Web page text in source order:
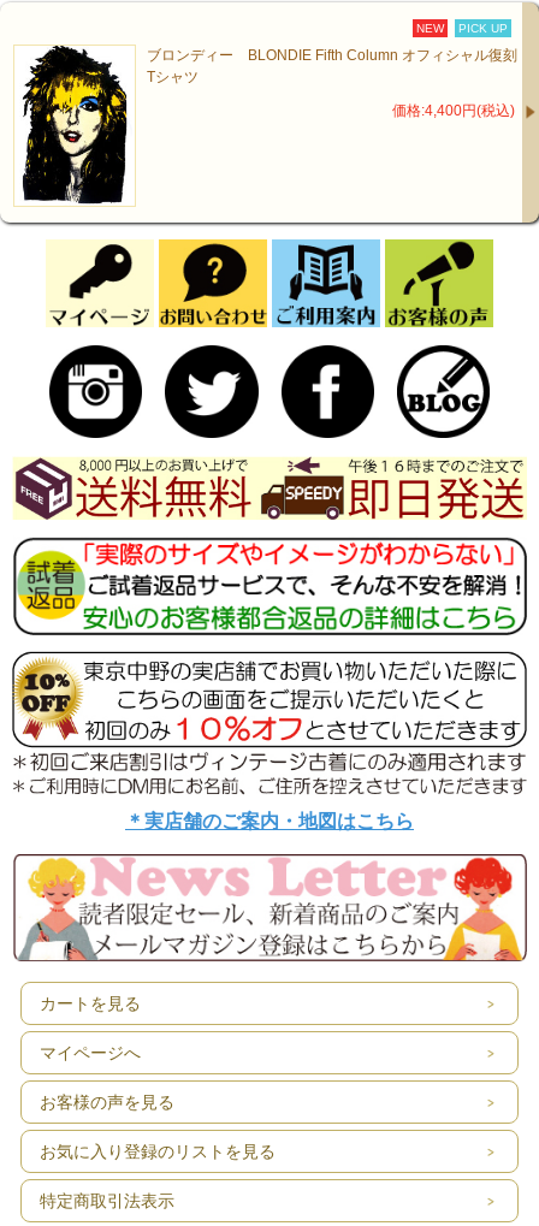
着丈
58
NEW PICK UP
ブロンディー BLONDIE Fifth Column オフィシャル復刻
Tシャツ
価格:4,400円(税込)
＊実店舗のご案内・地図はこちら
カートを見る
マイページへ
お客様の声を見る
お気に入り登録のリストを見る
特定商取引法表示